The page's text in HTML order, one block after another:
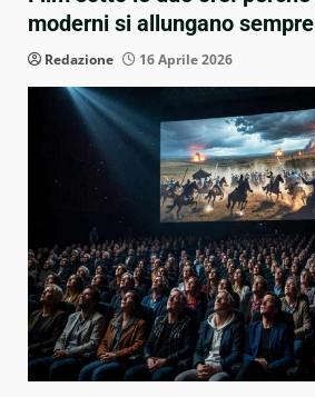
moderni si allungano
Redazione 16 Aprile 2026